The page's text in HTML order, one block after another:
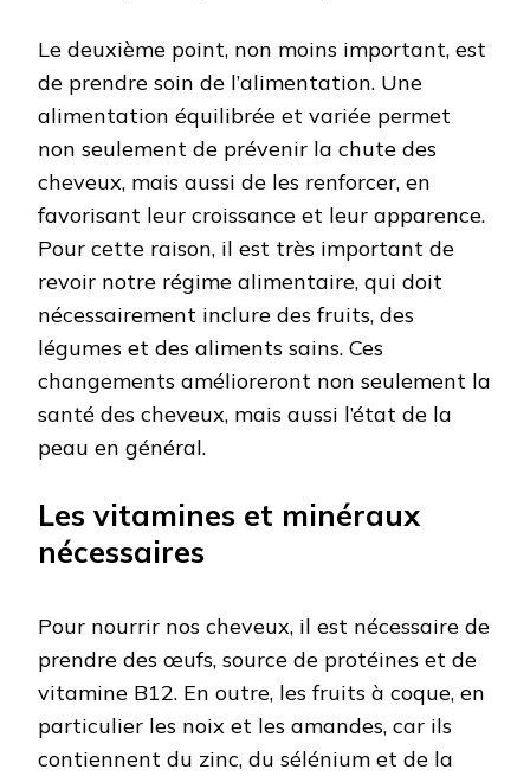
Le deuxième point, non moins important, est
de prendre soin de l’alimentation. Une
alimentation équilibrée et variée permet
non seulement de prévenir la chute des
cheveux, mais aussi de les renforcer, en
favorisant leur croissance et leur apparence.
Pour cette raison, il est très important de
revoir notre régime alimentaire, qui doit
nécessairement inclure des fruits, des
légumes et des aliments sains. Ces
changements amélioreront non seulement la
santé des cheveux, mais aussi l’état de la
peau en général.
Les vitamines et minéraux
nécessaires
Pour nourrir nos cheveux, il est nécessaire de
prendre des œufs, source de protéines et de
vitamine B12. En outre, les fruits à coque, en
particulier les noix et les amandes, car ils
contiennent du zinc, du sélénium et de la